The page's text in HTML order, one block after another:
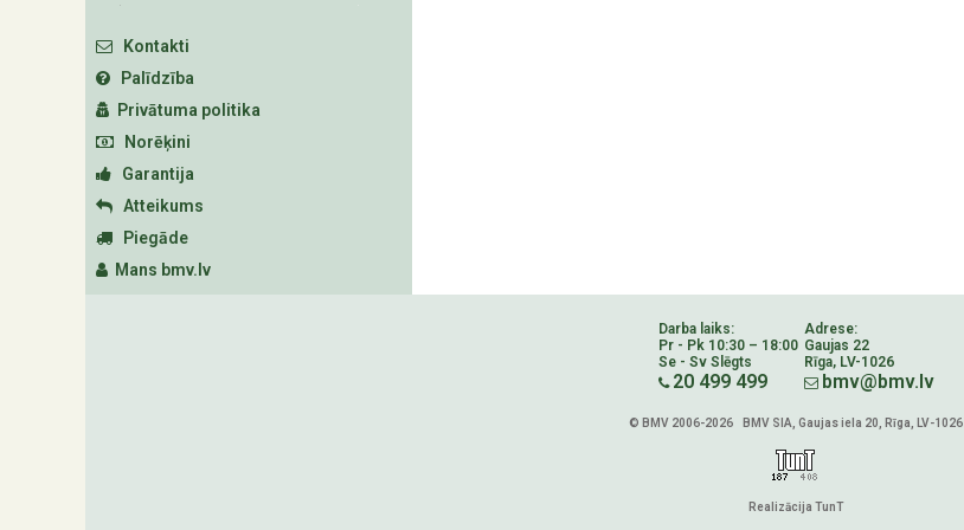
Kontakti
Palīdzība
Privātuma politika
Norēķini
Garantija
Atteikums
Piegāde
Mans bmv.lv
Darba laiks:
Pr - Pk 10:30 – 18:00
Se - Sv Slēgts
20 499 499
Adrese:
Gaujas 22
Rīga, LV-1026
bmv@bmv.lv
© BMV 2006-2026 BMV SIA, Gaujas iela 20, Rīga, LV-1026
Realizācija TunT